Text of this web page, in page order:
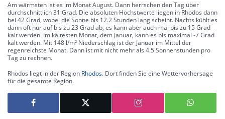
Am wärmsten ist es im Monat August. Dann herrschen den Tag über
durchschnittlich 31 Grad. Die absoluten Höchstwerte liegen in Rhodos dann
bei 42 Grad, wobei die Sonne bis 12.2 Stunden lang scheint. Nachts kühlt es
dann oft nur auf bis zu 23 Grad ab, es kann aber auch mal bis zu 15 Grad
kalt werden. Im kältesten Monat, dem Januar, kann es bis maximal -7 Grad
kalt werden. Mit 148 l/m² Niederschlag ist der Januar im Mittel der
regenreichste Monat. Dann ist mit nicht mehr als 4.5 Sonnenstunden pro
Tag zu rechnen.
Rhodos liegt in der Region Rhodos. Dort finden Sie eine Wettervorhersage
für die gesamte Region.